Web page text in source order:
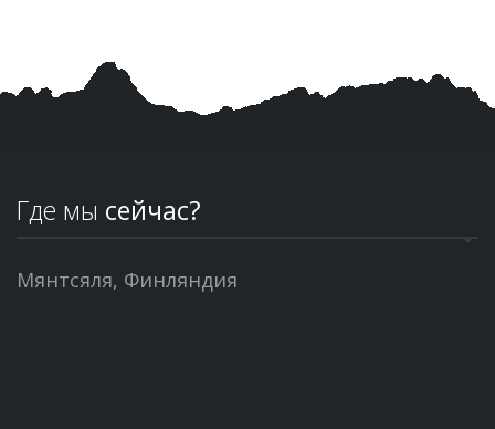
Где мы сейчас?
Мянтсяля, Финляндия